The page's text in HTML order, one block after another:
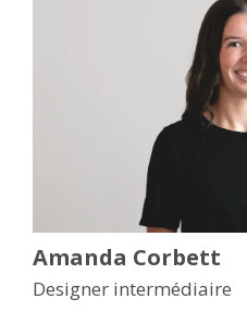
Amanda Corbett
Designer intermédiaire